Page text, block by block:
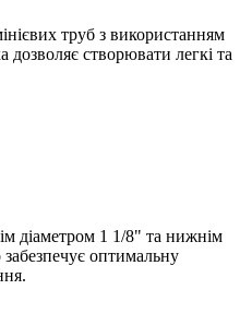
труб з використанням
створювати легкі та
діаметром 1 1/8" та нижнім
оптимальну